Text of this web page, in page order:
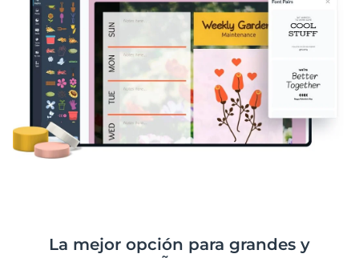
La mejor opción para grandes y